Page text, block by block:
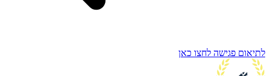
לתיאום פגישה לחצו כאן